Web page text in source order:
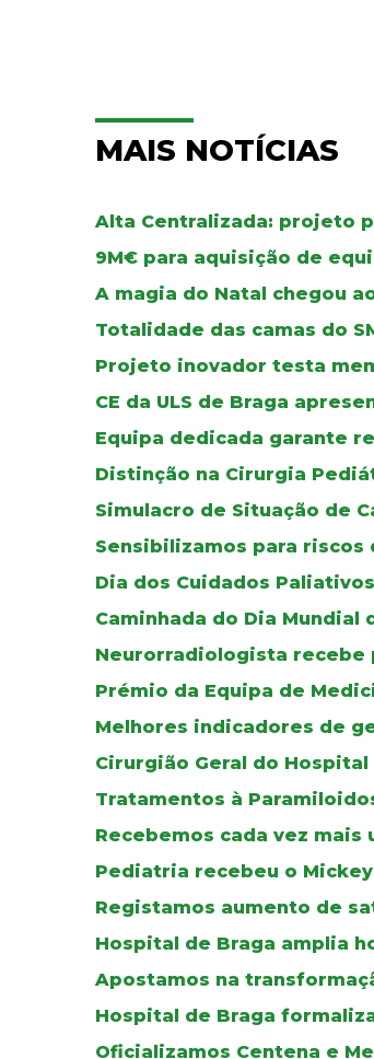
MAIS NOTÍCIAS
Alta Centralizada: projeto
9M€ para aquisição de
A magia do Natal chegou
Totalidade das camas do
Projeto inovador testa
CE da ULS de Braga
Equipa dedicada garante
Distinção na Cirurgia
Simulacro de Situação de
Sensibilizamos para riscos
Dia dos Cuidados
Caminhada do Dia Mundial
Neurorradiologista recebe
Prémio da Equipa de
Melhores indicadores de
Cirurgião Geral do
Tratamentos à
Recebemos cada vez
Pediatria recebeu o
Registamos aumento de
Hospital de Braga amplia
Apostamos na
Hospital de Braga
Oficializamos Centena e